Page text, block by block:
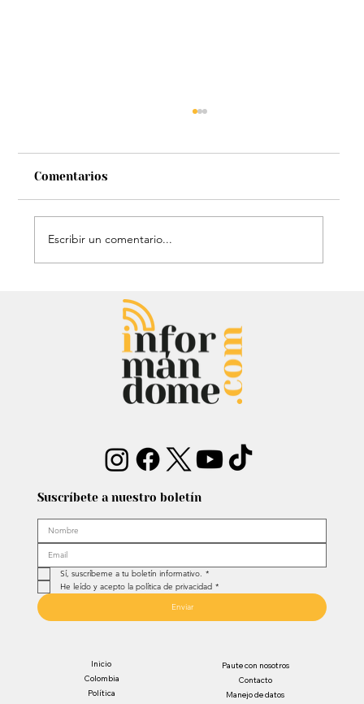
Chayanne se animó a trend viral y
dejó mensaje: “Antes de ser tu
Comentarios
Escribir un comentario...
Suscríbete a nuestro boletín
Sí, suscríbeme a tu boletín informativo. *
He leído y acepto la política de privacidad *
Enviar
Inicio
Colombia
Política
Paute con nosotros
Contacto
Manejo de datos